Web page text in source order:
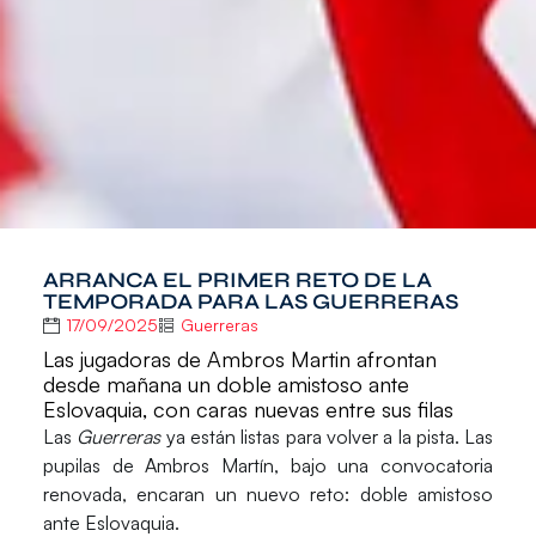
ARRANCA EL PRIMER RETO DE LA
TEMPORADA PARA LAS GUERRERAS
17/09/2025 Guerreras
Las jugadoras de Ambros Martin afrontan
desde mañana un doble amistoso ante
Eslovaquia, con caras nuevas entre sus filas
Las Guerrerasya están listas para volver a la pista. Las
pupilas de Ambros Martín, bajo una convocatoria
renovada, encaran un nuevo reto: doble amistoso
ante Eslovaquia.